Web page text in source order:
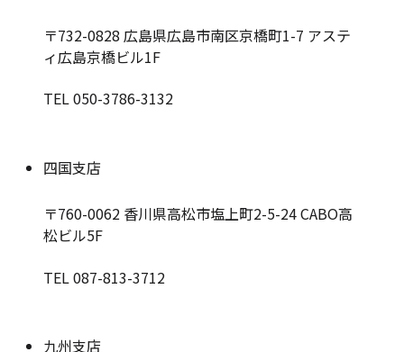
〒732-0828 広島県広島市南区京橋町1-7 アステ
ィ広島京橋ビル1F
TEL 050-3786-3132
四国支店
〒760-0062 香川県高松市塩上町2-5-24 CABO高
松ビル5F
TEL 087-813-3712
九州支店